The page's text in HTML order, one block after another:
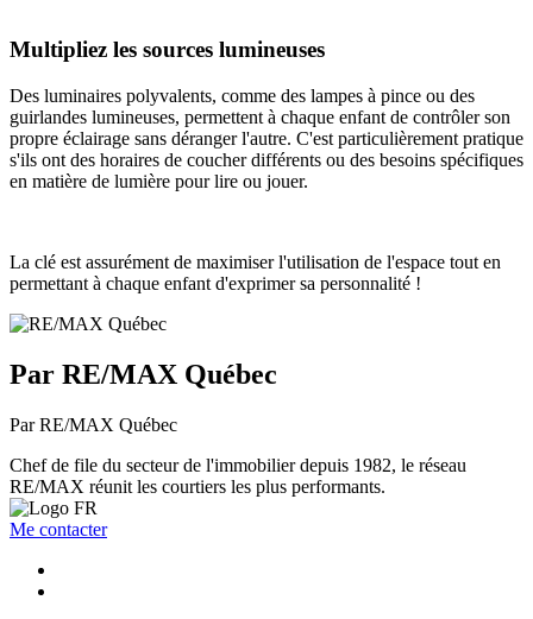
Multipliez les sources lumineuses
Des luminaires polyvalents, comme des lampes à pince ou des
guirlandes lumineuses, permettent à chaque enfant de contrôler son
propre éclairage sans déranger l'autre. C'est particulièrement pratique
s'ils ont des horaires de coucher différents ou des besoins spécifiques
en matière de lumière pour lire ou jouer.
La clé est assurément de maximiser l'utilisation de l'espace tout en
permettant à chaque enfant d'exprimer sa personnalité !
Par RE/MAX Québec
Par RE/MAX Québec
Chef de file du secteur de l'immobilier depuis 1982, le réseau
RE/MAX réunit les courtiers les plus performants.
Me contacter